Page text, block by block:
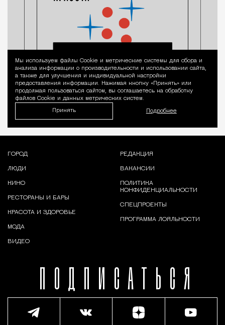
Уведомление
Мы используем файлы Сookie и метрические системы для сбора и
анализа информации о производительности и использовании сайта,
а также для улучшения и индивидуальной настройки
предоставления информации. Нажимая кнопку «Принять» или
продолжая пользоваться сайтом, вы соглашаетесь на обработку
файлов Cookie и данных метрических систем.
Принять Подробнее
ПОДПИСАТЬСЯ
ГОРОД
ЛЮДИ
КИНО
РЕСТОРАНЫ И БАРЫ
КРАСОТА И ЗДОРОВЬЕ
МОДА
ВИДЕО
РЕДАКЦИЯ
ВАКАНСИИ
ПОЛИТИКА
КОНФИДЕНЦИАЛЬНОСТИ
СПЕЦПРОЕКТЫ
ПРОГРАММА ЛОЯЛЬНОСТИ